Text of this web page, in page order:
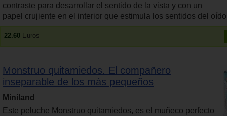
contraste para desarrollar el sentido de la vista y con un
papel crujiente en el interior que estimula los sentidos del
22.60 Euros
Monstruo quitamiedos. El compañero
inseparable de los más pequeños
Miniland
Este peluche Monstruo quitamiedos, es el muñeco perfecto